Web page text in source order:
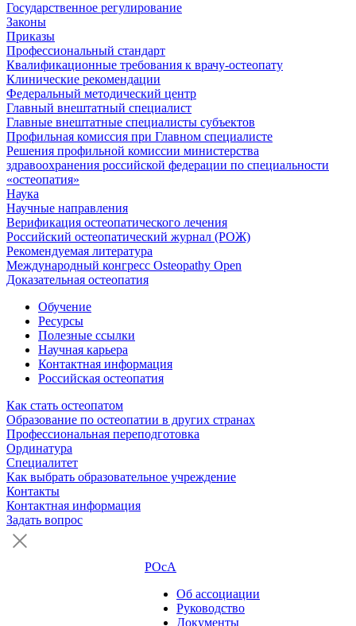
Государственное регулирование
Законы
Приказы
Профессиональный стандарт
Квалификационные требования к врачу-остеопату
Клинические рекомендации
Федеральный методический центр
Главный внештатный специалист
Главные внештатные специалисты субъектов
Профильная комиссия при Главном специалисте
Решения профильной комиссии министерства
здравоохранения российской федерации по специальности
«остеопатия»
Наука
Научные направления
Верификация остеопатического лечения
Российский остеопатический журнал (РОЖ)
Рекомендуемая литература
Международный конгресс Osteopathy Open
Доказательная остеопатия
Обучение
Ресурсы
Полезные ссылки
Научная карьера
Контактная информация
Российская остеопатия
Как стать остеопатом
Образование по остеопатии в других странах
Профессиональная переподготовка
Ординатура
Специалитет
Как выбрать образовательное учреждение
Контакты
Контактная информация
Задать вопрос
РОсА
Об ассоциации
Руководство
Документы